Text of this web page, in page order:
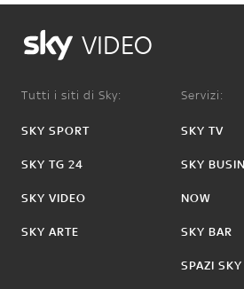
VIDEO
Tutti i siti di Sky:
SKY SPORT
SKY TG 24
SKY VIDEO
SKY ARTE
Servizi:
SKY TV
SKY
NOW
SKY BAR
SPAZI SKY